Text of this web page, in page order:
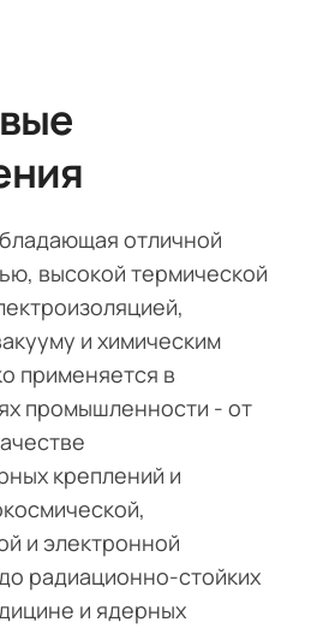
отличной
высокой термической
и химическим
применяется в
промышленности - от
креплений и
и электронной
радиационно-стойких
и ядерных